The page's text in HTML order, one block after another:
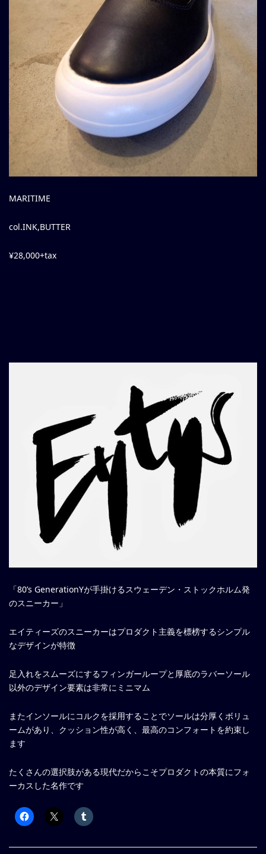
MARITIME
col.INK,BUTTER
¥28,000+tax
「80’s GenerationYが手掛けるスウェーデン・ストックホルム発
のスニーカー」
エイティーズのスニーカーはプロダクト主義を標榜するシンプル
なデザインが特徴
足入れをスムーズにするフィンガーループと厚底のラバーソール
以外のデザイン要素は非常にミニマム
またインソールにコルクを採用することでソールは分厚くボリュ
ームがあり、クッション性が高く、最高のコンフォートを約束し
ます
たくさんの選択肢がある現代だからこそプロダクトの本質にフォ
ーカスした名作です